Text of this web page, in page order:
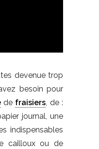
devenue trop
besoin pour
de fraisiers, de :
journal, une
indispensables
cailloux ou de